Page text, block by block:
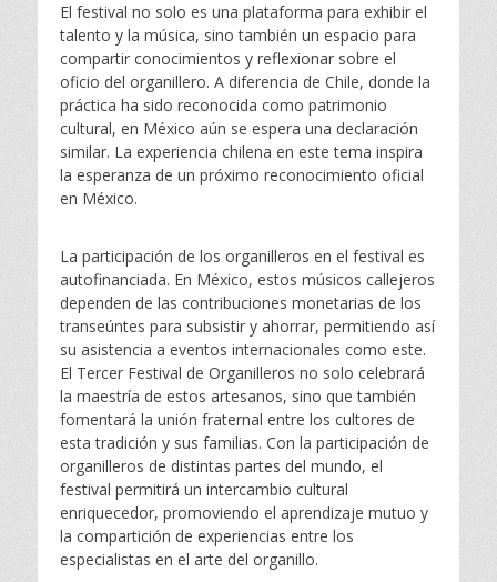
El festival no solo es una plataforma para exhibir el
talento y la música, sino también un espacio para
compartir conocimientos y reflexionar sobre el
oficio del organillero. A diferencia de Chile, donde la
práctica ha sido reconocida como patrimonio
cultural, en México aún se espera una declaración
similar. La experiencia chilena en este tema inspira
la esperanza de un próximo reconocimiento oficial
en México.
La participación de los organilleros en el festival es
autofinanciada. En México, estos músicos callejeros
dependen de las contribuciones monetarias de los
transeúntes para subsistir y ahorrar, permitiendo así
su asistencia a eventos internacionales como este.
El Tercer Festival de Organilleros no solo celebrará
la maestría de estos artesanos, sino que también
fomentará la unión fraternal entre los cultores de
esta tradición y sus familias. Con la participación de
organilleros de distintas partes del mundo, el
festival permitirá un intercambio cultural
enriquecedor, promoviendo el aprendizaje mutuo y
la compartición de experiencias entre los
especialistas en el arte del organillo.